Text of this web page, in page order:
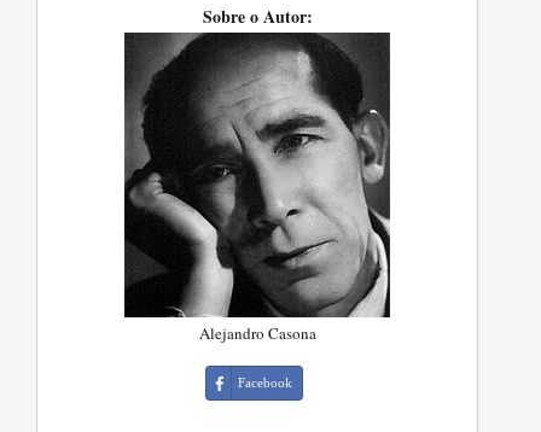
Sobre o Autor:
Alejandro Casona
Facebook